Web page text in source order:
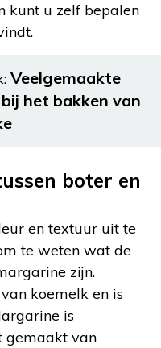
kunt u zelf bepalen
Veelgemaakte
het bakken van
boter en
en textuur uit te
te weten wat de
zijn.
koemelk en is
is
gemaakt van